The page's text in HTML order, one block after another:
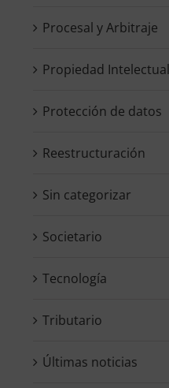
Procesal y Arbitraje
Propiedad
Protección de datos
Reestructuración
Sin categorizar
Societario
Tecnología
Tributario
Últimas noticias